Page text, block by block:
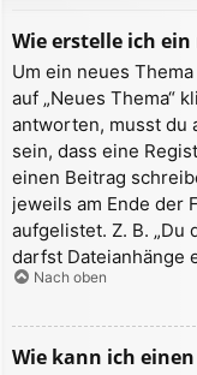
Wie erstelle ich
Um ein neues
auf „Neues Thema“
antworten, musst du
sein, dass eine
einen Beitrag
jeweils am Ende der
aufgelistet. Z. B. „Du
darfst Dateianhänge
Nach oben
Wie kann ich